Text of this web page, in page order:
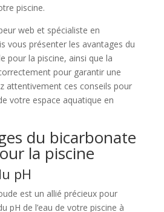
piscine.
web et spécialiste en
vous présenter les avantages du
pour la piscine, ainsi que la
pour garantir une
attentivement ces conseils pour
votre espace aquatique en
du bicarbonate
la piscine
pH
est un allié précieux pour
pH de l’eau de votre piscine à